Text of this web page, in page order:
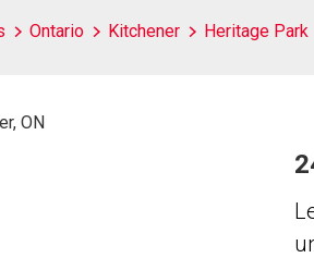
Ontario Kitchener Heritage Park